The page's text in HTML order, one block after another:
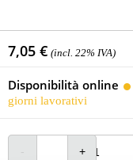
7,05 € (incl. 22% IVA)
Disponibilità online
giorni lavorativi